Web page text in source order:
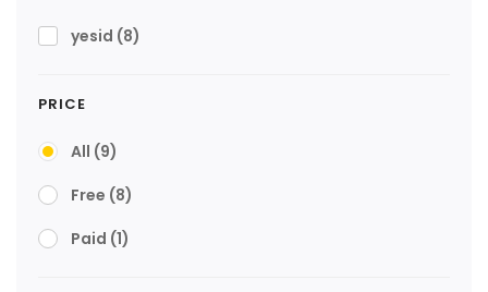
yesid (8)
PRICE
All (9)
Free (8)
Paid (1)